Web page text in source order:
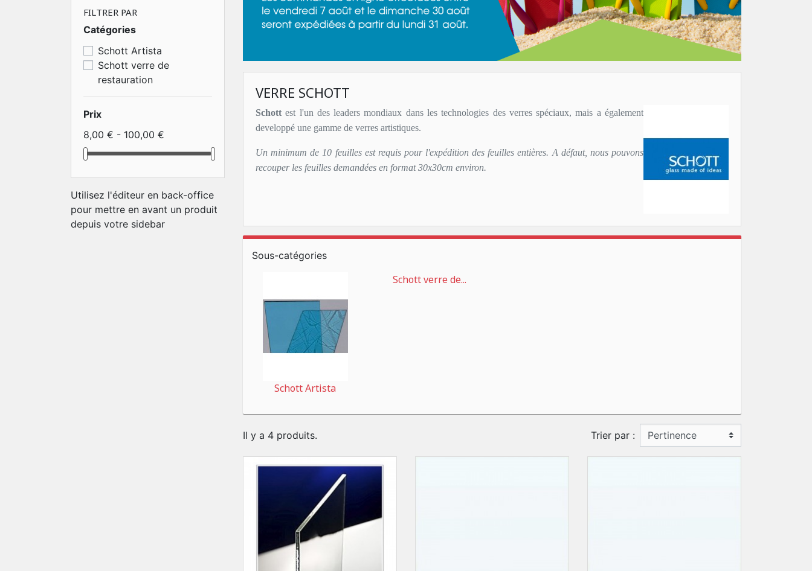
FILTRER PAR
Catégories
Schott Artista
Schott verre de
restauration
Prix
8,00 € - 100,00 €
Utilisez l'éditeur en back-office
pour mettre en avant un produit
depuis votre sidebar
VERRE SCHOTT
Schott est l'un des leaders mondiaux dans les technologies des verres spéciaux, mais a également
developpé une gamme de verres artistiques.
Un minimum de 10 feuilles est requis pour l'expédition des feuilles entières. A défaut, nous pouvons
recouper les feuilles demandées en format 30x30cm environ.
Sous-catégories
Schott Artista
Schott verre de...
Il y a 4 produits. Trier par :